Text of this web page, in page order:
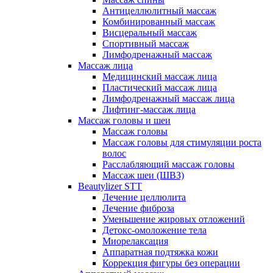
Антицеллюлитный массаж
Комбинированный массаж
Висцеральный массаж
Спортивный массаж
Лимфодренажный массаж
Массаж лица
Медицинский массаж лица
Пластический массаж лица
Лимфодренажный массаж лица
Лифтинг-массаж лица
Массаж головы и шеи
Массаж головы
Массаж головы для стимуляции роста
волос
Расслабляющий массаж головы
Массаж шеи (ШВЗ)
Beautylizer STT
Лечение целлюлита
Лечение фиброза
Уменьшение жировых отложений
Детокс-омоложение тела
Миорелаксация
Аппаратная подтяжка кожи
Коррекция фигуры без операции